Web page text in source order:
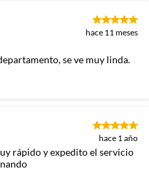
hace 11 meses
Quedo perfecta en el balcón de mi departamento, se ve muy linda.
hace 1 año
rápido y expedito el servicio